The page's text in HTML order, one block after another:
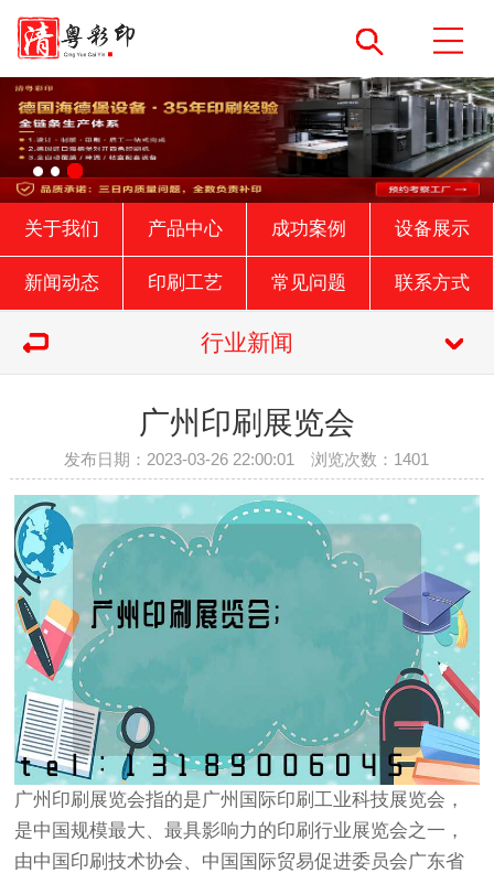
关于我们 产品中心 成功案例 设备展示
新闻动态 印刷工艺 常见问题 联系方式
行业新闻
广州印刷展览会
发布日期：2023-03-26 22:00:01 浏览次数：1401
广州印刷展览会指的是广州国际印刷工业科技展览会，
是中国规模最大、最具影响力的印刷行业展览会之一，
由中国印刷技术协会、中国国际贸易促进委员会广东省